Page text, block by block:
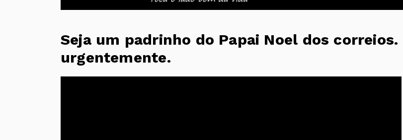
Seja um padrinho do Papai Noel dos correios.
urgentemente.